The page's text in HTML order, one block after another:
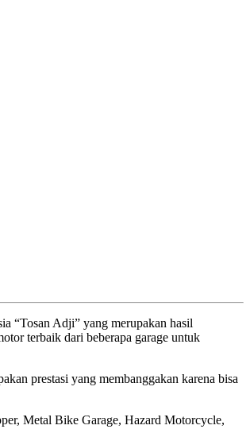
“Tosan Adji” yang merupakan hasil
terbaik dari beberapa garage untuk
prestasi yang membanggakan karena bisa
Metal Bike Garage, Hazard Motorcycle,